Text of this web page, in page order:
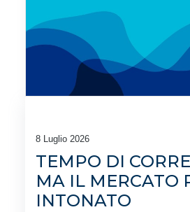
8 Luglio 2026
TEMPO DI
MA IL MERCATO
INTONATO